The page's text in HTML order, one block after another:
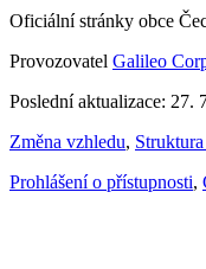
Oficiální stránky obce
Provozovatel Galileo
Poslední aktualizace: 27.
Změna vzhledu,
Prohlášení o přístupnosti,